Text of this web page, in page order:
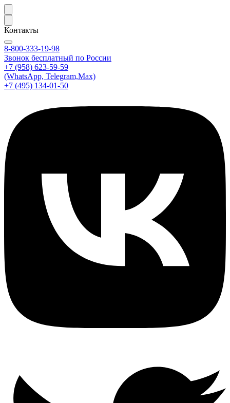
Контакты
8-800-333-19-98
Звонок бесплатный по России
+7 (958) 623-59-59
(WhatsApp, Telegram,Max)
+7 (495) 134-01-50